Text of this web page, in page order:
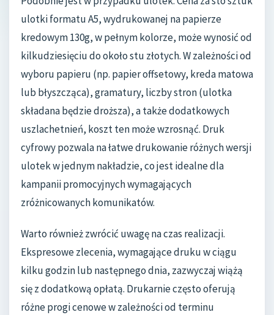
ulotki formatu A5, wydrukowanej na papierze
kredowym 130g, w pełnym kolorze, może wynosić od
kilkudziesięciu do około stu złotych. W zależności od
wyboru papieru (np. papier offsetowy, kreda matowa
lub błyszcząca), gramatury, liczby stron (ulotka
składana będzie droższa), a także dodatkowych
uszlachetnień, koszt ten może wzrosnąć. Druk
cyfrowy pozwala na łatwe drukowanie różnych wersji
ulotek w jednym nakładzie, co jest idealne dla
kampanii promocyjnych wymagających
zróżnicowanych komunikatów.
Warto również zwrócić uwagę na czas realizacji.
Ekspresowe zlecenia, wymagające druku w ciągu
kilku godzin lub następnego dnia, zazwyczaj wiążą
się z dodatkową opłatą. Drukarnie często oferują
różne progi cenowe w zależności od terminu